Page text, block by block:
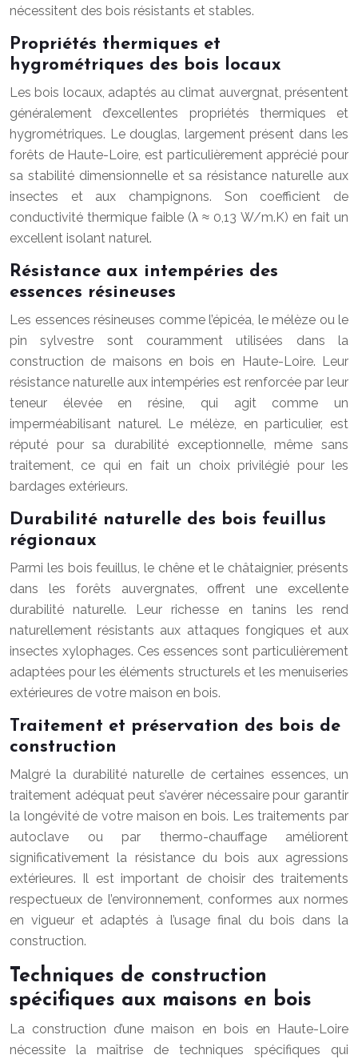
nécessitent des bois résistants et stables.
Propriétés thermiques et
hygrométriques des bois locaux
Les bois locaux, adaptés au climat auvergnat, présentent
généralement d’excellentes propriétés thermiques et
hygrométriques. Le douglas, largement présent dans les
forêts de Haute-Loire, est particulièrement apprécié pour
sa stabilité dimensionnelle et sa résistance naturelle aux
insectes et aux champignons. Son coefficient de
conductivité thermique faible (λ ≈ 0,13 W/m.K) en fait un
excellent isolant naturel.
Résistance aux intempéries des
essences résineuses
Les essences résineuses comme l’épicéa, le mélèze ou le
pin sylvestre sont couramment utilisées dans la
construction de maisons en bois en Haute-Loire. Leur
résistance naturelle aux intempéries est renforcée par leur
teneur élevée en résine, qui agit comme un
imperméabilisant naturel. Le mélèze, en particulier, est
réputé pour sa durabilité exceptionnelle, même sans
traitement, ce qui en fait un choix privilégié pour les
bardages extérieurs.
Durabilité naturelle des bois feuillus
régionaux
Parmi les bois feuillus, le chêne et le châtaignier, présents
dans les forêts auvergnates, offrent une excellente
durabilité naturelle. Leur richesse en tanins les rend
naturellement résistants aux attaques fongiques et aux
insectes xylophages. Ces essences sont particulièrement
adaptées pour les éléments structurels et les menuiseries
extérieures de votre maison en bois.
Traitement et préservation des bois de
construction
Malgré la durabilité naturelle de certaines essences, un
traitement adéquat peut s’avérer nécessaire pour garantir
la longévité de votre maison en bois. Les traitements par
autoclave ou par thermo-chauffage améliorent
significativement la résistance du bois aux agressions
extérieures. Il est important de choisir des traitements
respectueux de l’environnement, conformes aux normes
en vigueur et adaptés à l’usage final du bois dans la
construction.
Techniques de construction
spécifiques aux maisons en bois
La construction d’une maison en bois en Haute-Loire
nécessite la maîtrise de techniques spécifiques qui